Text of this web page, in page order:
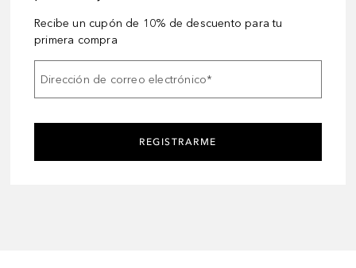
Recibe un cupón de 10% de descuento para tu
primera compra
Dirección de correo electrónico*
REGISTRARME